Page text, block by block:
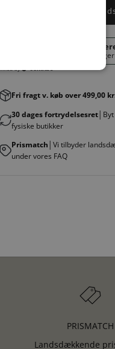
Fri fragt v. køb over 499,00
30 dages fortrydelsesret
fysiske butikker
Prismatch │Vi tilbyder
under vores FAQ
PRISMATCH
Landsdækkende